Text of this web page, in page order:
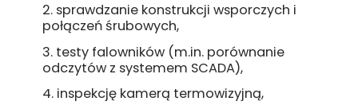
sprawdzanie konstrukcji wsporczych i
połączeń śrubowych,
testy falowników (m.in. porównanie
odczytów z systemem SCADA),
inspekcję kamerą termowizyjną,